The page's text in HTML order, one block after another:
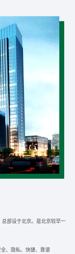
部设于北京。是北京较早一
、隐私、快捷、靠谱